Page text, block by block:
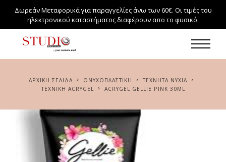
Δωρεάν Μεταφορικά για παραγγελίες άνω των 60€. Οι τιμές του
ηλεκτρονικού καταστήματος διαφέρουν απο το φυσικό.
ΑΡΧΙΚΉ ΣΕΛΊΔΑ ΟΝΥΧΟΠΛΑΣΤΙΚΗ
ΤΕΧΝΗΤΆ ΝΎΧΙΑ
ΤΕΧΝΙΚΉ ΑCRYGEL
ACRYGEL GELLIE PINK 30ML